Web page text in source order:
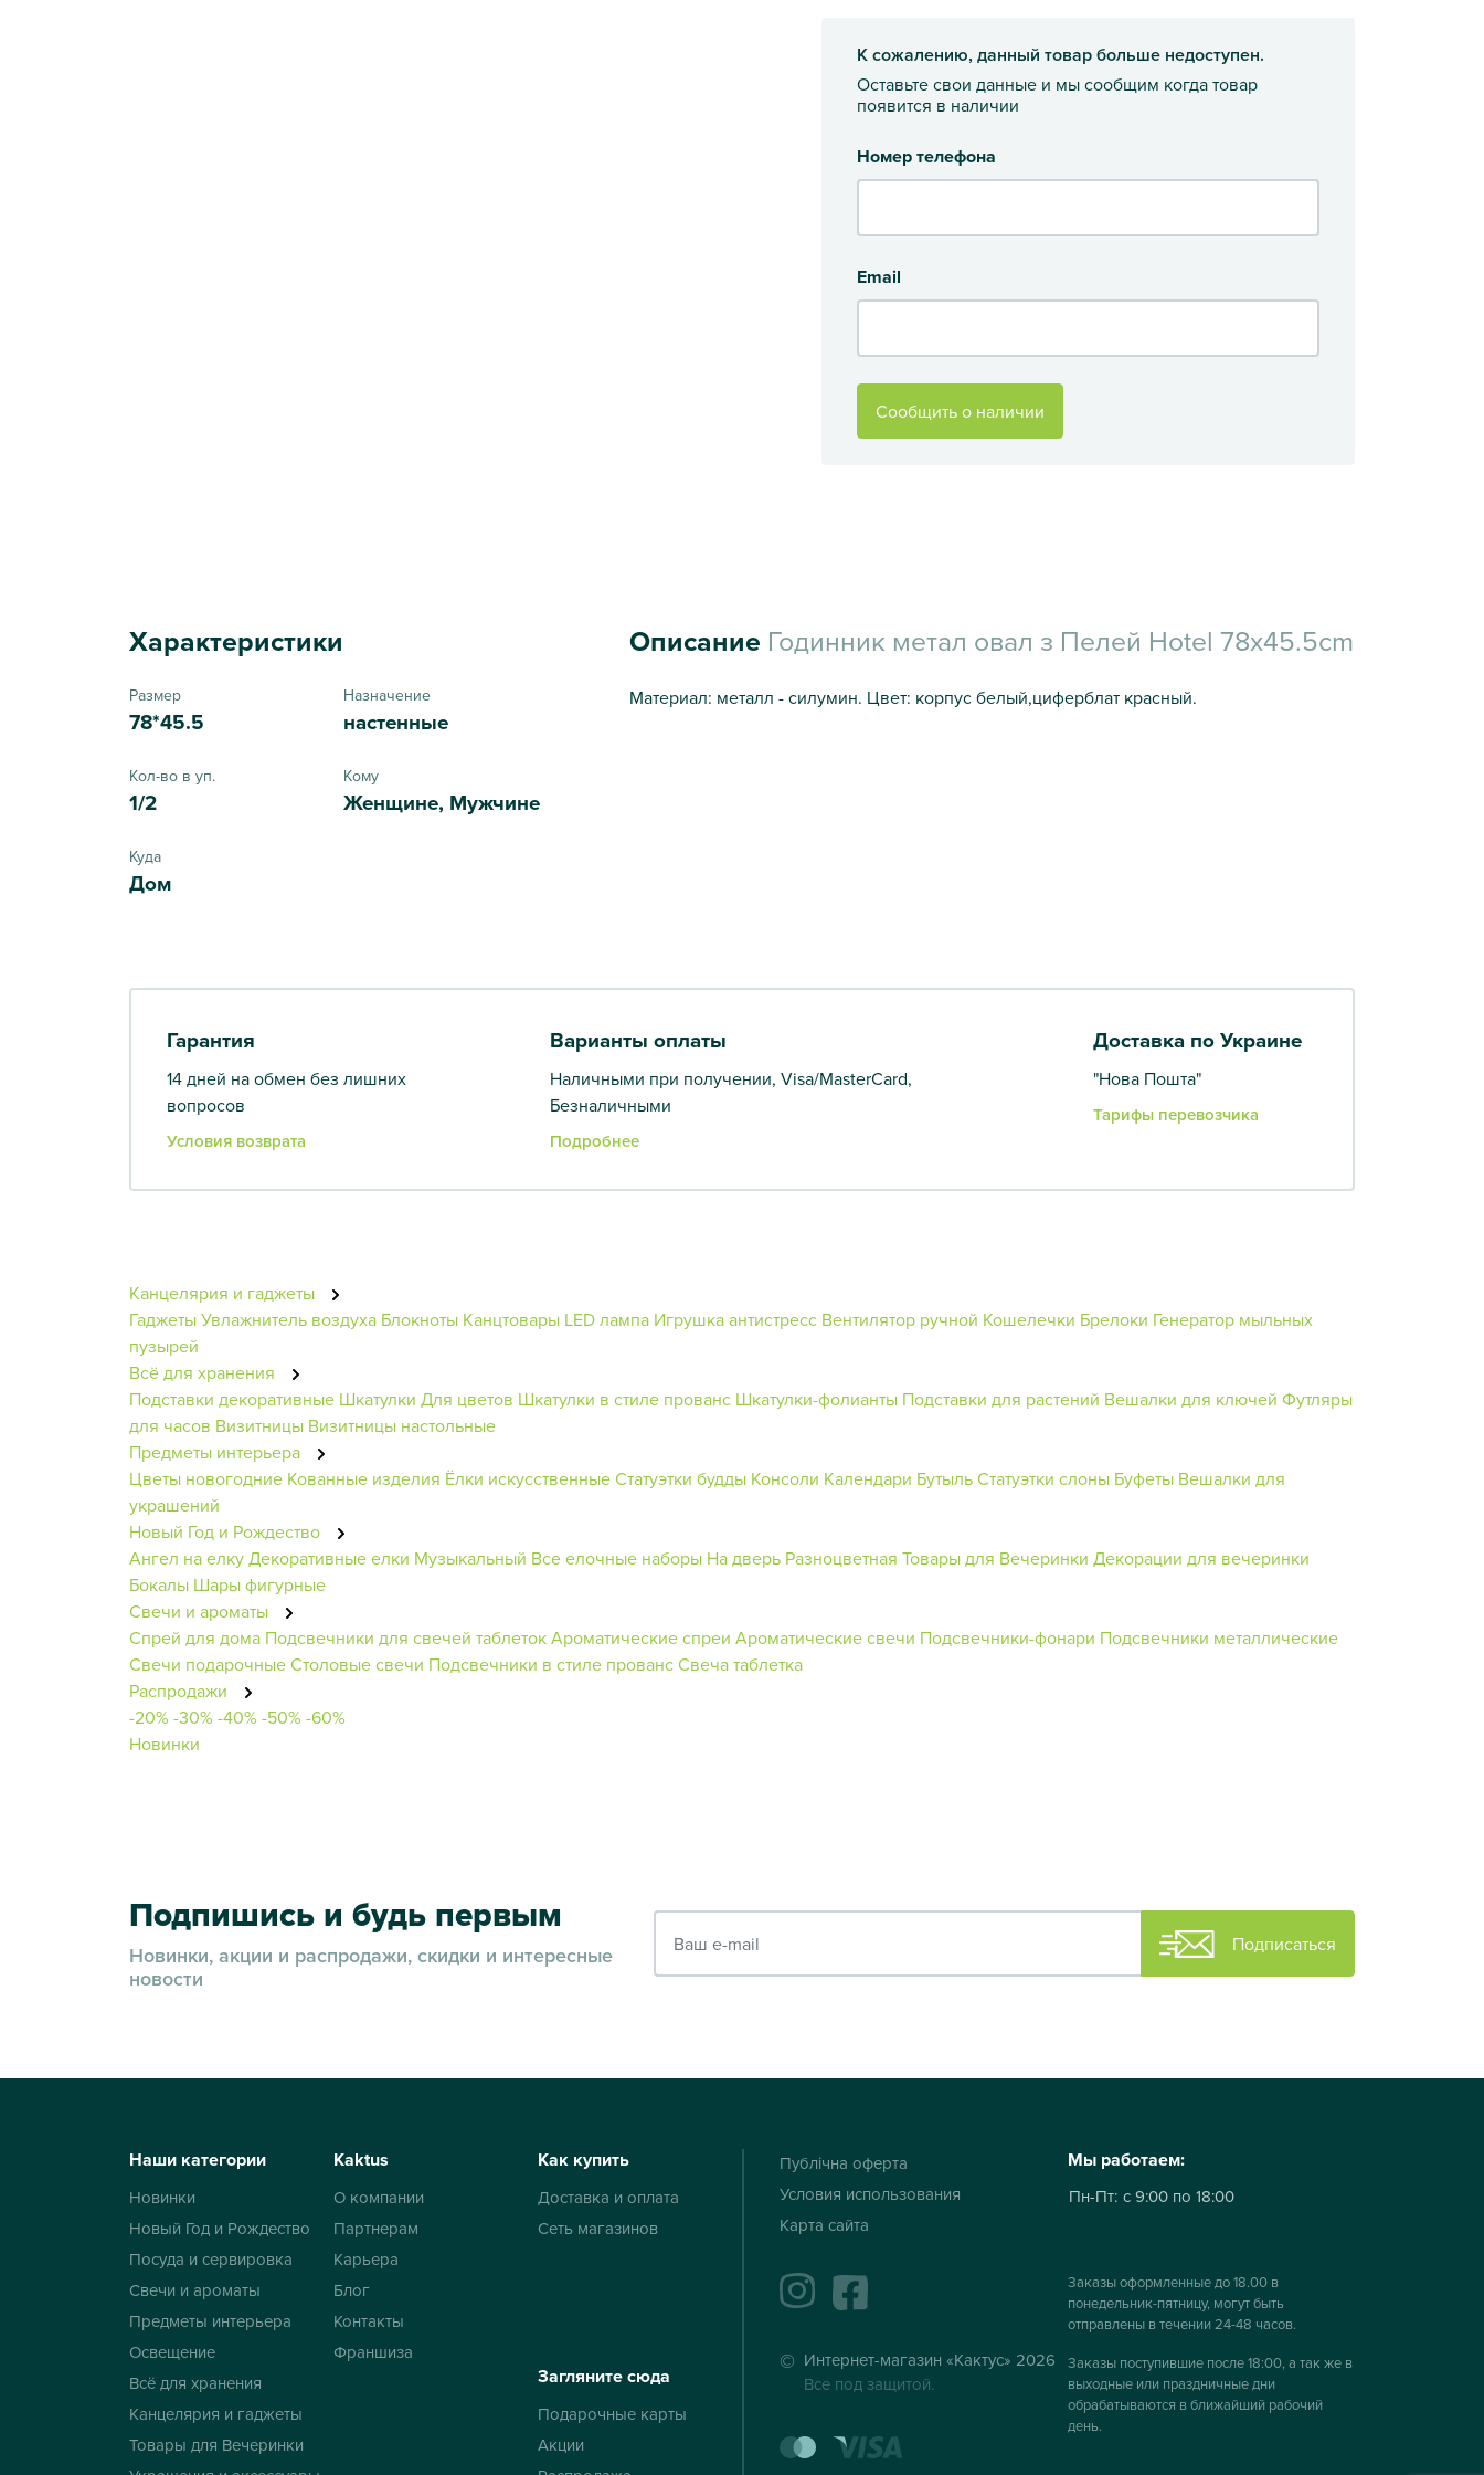
К сожалению, данный товар больше недоступен.
Оставьте свои данные и мы сообщим когда товар
появится в наличии
Номер телефона
Email
Сообщить о наличии
Характеристики
Размер
78*45.5
Назначение
настенные
Кол-во в уп.
1/2
Кому
Женщине, Мужчине
Куда
Дом
Описание Годинник метал овал з Пелей Hotel 78x45.5cm
Материал: металл - силумин. Цвет: корпус белый,циферблат красный.
Гарантия
14 дней на обмен без лишних
вопросов
Условия возврата
Варианты оплаты
Наличными при получении, Visa/MasterCard,
Безналичными
Подробнее
Доставка по Украине
"Нова Пошта"
Тарифы перевозчика
Канцелярия и гаджеты
ГаджетыУвлажнитель воздуха Блокноты Канцтовары LED лампа Игрушка антистресс Вентилятор ручной Кошелечки Брелоки Генератор мыльных
пузырей
Всё для хранения
Подставки декоративные Шкатулки Для цветов Шкатулки в стиле прованс Шкатулки-фолианты Подставки для растений Вешалки для ключей Футляры
для часов Визитницы Визитницы настольные
Предметы интерьера
Цветы новогодние Кованные изделия Ёлки искусственныеСтатуэтки будды Консоли Календари БутыльСтатуэтки слоны Буфеты Вешалки для
украшений
Новый Год и Рождество
Ангел на елкуДекоративные елки Музыкальный Все елочные наборы На дверь Разноцветная Товары для Вечеринки Декорации для вечеринки
Бокалы Шары фигурные
Свечи и ароматы
Спрей для дома Подсвечники для свечей таблетокАроматические спреи Ароматические свечи Подсвечники-фонари Подсвечники металлические
Свечи подарочныеСтоловые свечи Подсвечники в стиле провансСвеча таблетка
Распродажи
-20%-30%-40%-50%-60%
Новинки
Подпишись и будь первым
Новинки, акции и распродажи, скидки и интересные
новости
Подписаться
Наши категории
Новинки
Новый Год и Рождество
Посуда и сервировка
Свечи и ароматы
Предметы интерьера
Освещение
Всё для хранения
Канцелярия и гаджеты
Товары для Вечеринки
Kaktus
О компании
Партнерам
Карьера
Блог
Контакты
Франшиза
Как купить
Доставка и оплата
Сеть магазинов
Загляните сюда
Подарочные карты
Акции
Публічна оферта
Условия использования
Карта сайта
instagramfacebook
Интернет-магазин «Кактус» 2026
Все под защитой.
mastercard
Мы работаем:
Пн-Пт: с 9:00 по 18:00
Заказы оформленные до 18.00 в
понедельник-пятницу, могут быть
отправлены в течении 24-48 часов.
Заказы поступившие после 18:00, а так же в
выходные или праздничные дни
обрабатываются в ближайший рабочий
день.